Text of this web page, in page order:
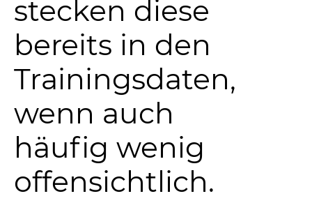
stecken diese
bereits in den
Trainingsdaten,
wenn auch
häufig wenig
offensichtlich.